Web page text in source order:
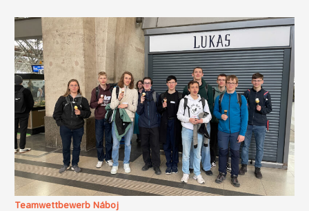
Teamwettbewerb Náboj